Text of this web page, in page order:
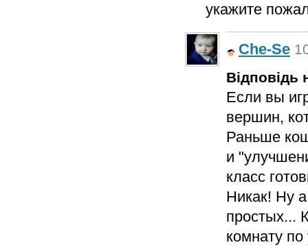
укажите
Che-Se
Відповідь
Если вы
вершин,
Раньше
и
класс
Никак! Ну
простых...
комнату